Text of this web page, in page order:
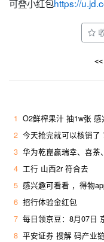
可叠小红包https://
1 O2鲜榨果汁 抽1w张 感
2 今天抢完就可以核销了
3 华为乾崑赢瑞幸、喜茶
4 工行 山西2r 符合去 ​
5 感兴趣可看看 ，得物
6 招行体验金红包
7 每日领京豆：8月07日
8 平安证券 搜解 码产业链